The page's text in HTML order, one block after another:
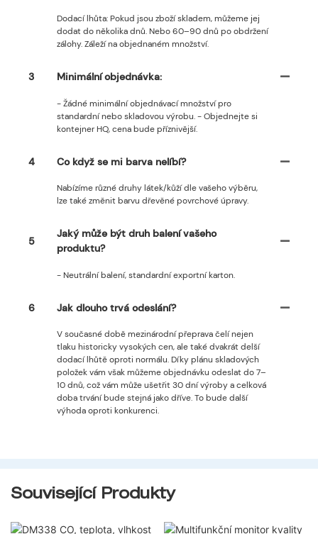
Dodací lhůta: Pokud jsou zboží skladem, můžeme jej
dodat do několika dnů. Nebo 60–90 dnů po obdržení
zálohy. Záleží na objednaném množství.
3 Minimální objednávka:
- Žádné minimální objednávací množství pro
standardní nebo skladovou výrobu. - Objednejte si
kontejner HQ, cena bude příznivější.
4 Co když se mi barva nelíbí?
Nabízíme různé druhy látek/kůží dle vašeho výběru,
lze také změnit barvu dřevěné povrchové úpravy.
5
Jaký může být druh balení vašeho
produktu?
- Neutrální balení, standardní exportní karton.
6 Jak dlouho trvá odeslání?
V současné době mezinárodní přeprava čelí nejen
tlaku historicky vysokých cen, ale také dvakrát delší
dodací lhůtě oproti normálu. Díky plánu skladových
položek vám však můžeme objednávku odeslat do 7–
10 dnů, což vám může ušetřit 30 dní výroby a celková
doba trvání bude stejná jako dříve. To bude další
výhoda oproti konkurenci.
Související Produkty